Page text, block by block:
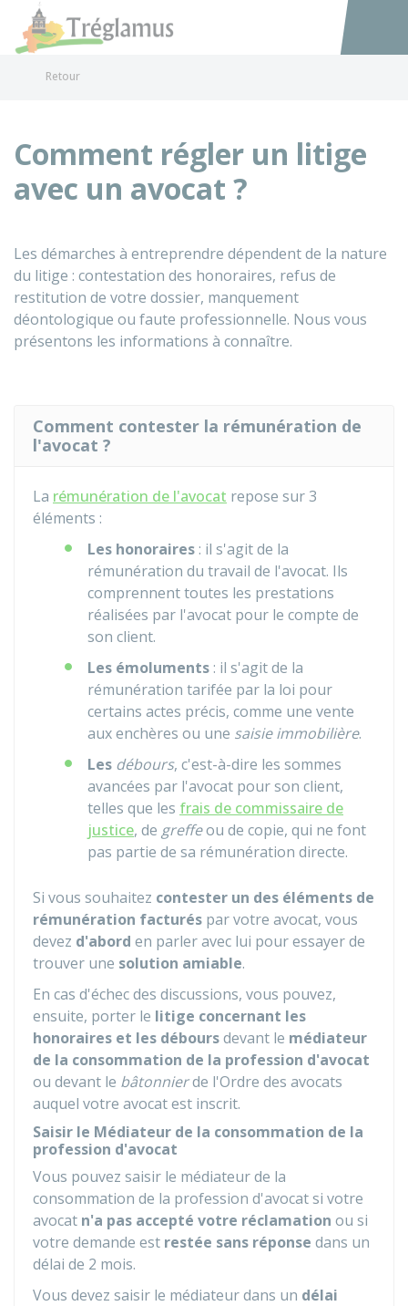
Accéder
Retour
Comment régler un litige
avec un avocat ?
Les démarches à entreprendre dépendent de la nature
du litige : contestation des honoraires, refus de
restitution de votre dossier, manquement
déontologique ou faute professionnelle. Nous vous
présentons les informations à connaître.
Comment contester la rémunération de
l'avocat ?
La rémunération de l'avocat repose sur 3
éléments :
Les honoraires : il s'agit de la
rémunération du travail de l'avocat. Ils
comprennent toutes les prestations
réalisées par l'avocat pour le compte de
son client.
Les émoluments : il s'agit de la
rémunération tarifée par la loi pour
certains actes précis, comme une vente
aux enchères ou une saisie immobilière.
Les débours, c'est-à-dire les sommes
avancées par l'avocat pour son client,
telles que les frais de commissaire de
justice, de greffeou de copie, qui ne font
pas partie de sa rémunération directe.
Si vous souhaitez contester un des éléments de
rémunération facturés par votre avocat, vous
devez d'abord en parler avec lui pour essayer de
trouver une solution amiable.
En cas d'échec des discussions, vous pouvez,
ensuite, porter le litige concernant les
honoraires et les déboursdevant le médiateur
de la consommation de la profession d'avocat
ou devant le bâtonnierde l'Ordre des avocats
auquel votre avocat est inscrit.
Saisir le Médiateur de la consommation de la
profession d'avocat
Vous pouvez saisir le médiateur de la
consommation de la profession d'avocat si votre
avocat n'a pas accepté votre réclamation ou si
votre demande est restée sans réponse dans un
délai de 2 mois.
Vous devez saisir le médiateur dans un délai